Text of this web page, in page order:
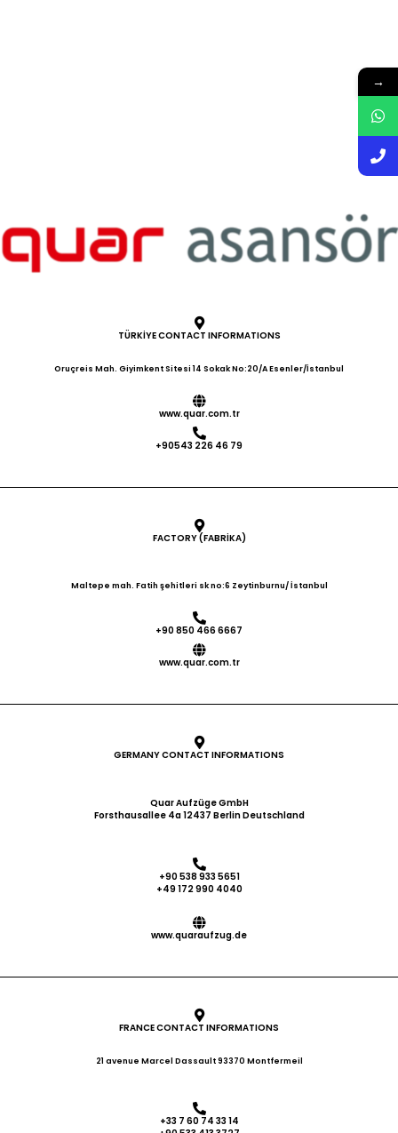
TÜRKİYE CONTACT INFORMATIONS
Oruçreis Mah. Giyimkent Sitesi 14 Sokak No:20/A Esenler/İstanbul
www.quar.com.tr
+90543 226 46 79
FACTORY (FABRİKA)
Maltepe mah. Fatih şehitleri sk no:6 Zeytinburnu/ İstanbul
+90 850 466 6667
www.quar.com.tr
GERMANY CONTACT INFORMATIONS
Quar Aufzüge GmbH
Forsthausallee 4a 12437 Berlin Deutschland
+90 538 933 5651
+49 172 990 4040
www.quaraufzug.de
FRANCE CONTACT INFORMATIONS
21 avenue Marcel Dassault 93370 Montfermeil
+33 7 60 74 33 14
→